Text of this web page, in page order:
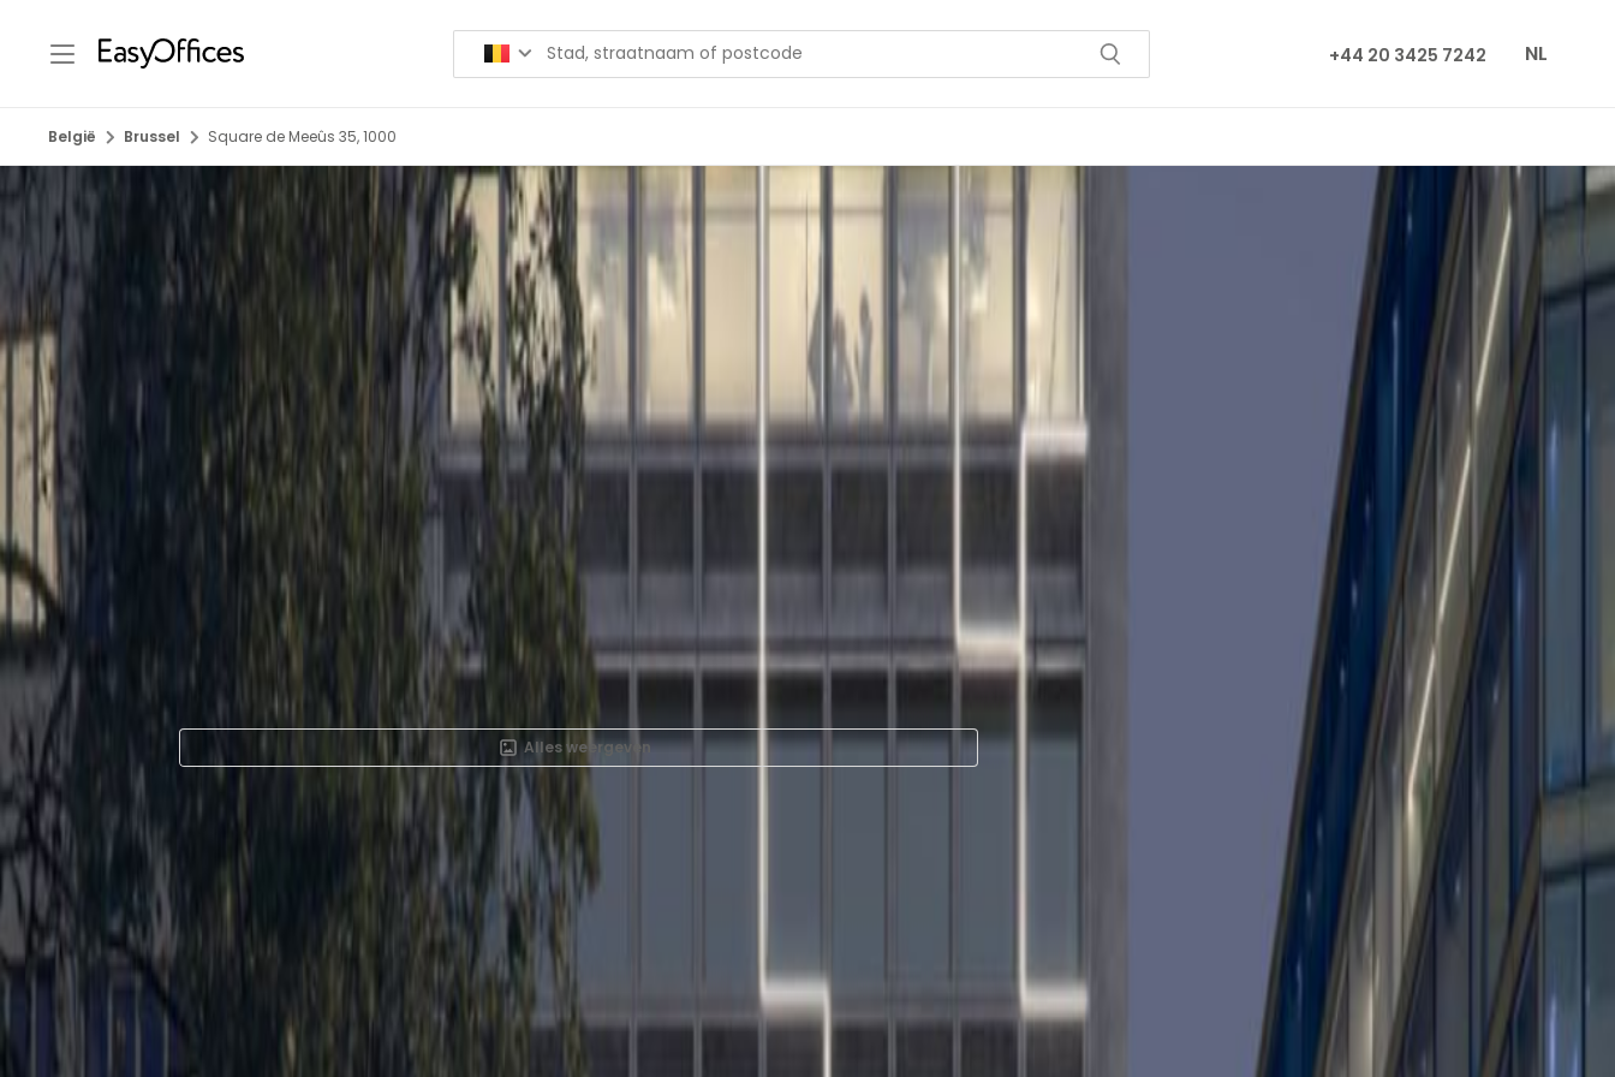
+44 20 3425 7242 NL
België Brussel Square de Meeûs 35, 1000
Alles weergeven
Kantoorruimte te huur in Square de
Meeûs 35, 1000
Faciliteiten op deze werkplek
24-uurs toegang
Square de Meeûs 35, 1000
persoon/maand
Prijs op aanvraag
Snel offerte